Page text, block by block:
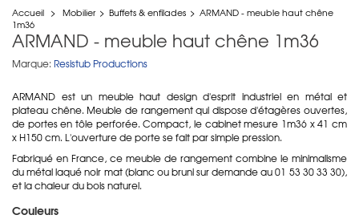
Accueil > Mobilier > Buffets & enfilades > ARMAND - meuble haut chêne
1m36
ARMAND - meuble haut chêne 1m36
Marque: Resistub Productions
ARMAND est un meuble haut design d'esprit industriel en métal et
plateau chêne. Meuble de rangement qui dispose d'étagères ouvertes,
de portes en tôle perforée. Compact, le cabinet mesure 1m36 x 41 cm
x H150 cm. L'ouverture de porte se fait par simple pression.
Fabriqué en France, ce meuble de rangement combine le minimalisme
du métal laqué noir mat (blanc ou bruni sur demande au 01 53 30 33 30),
et la chaleur du bois naturel.
Couleurs